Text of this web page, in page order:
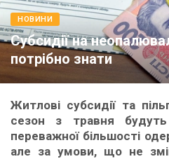
НОВИНИ
Субсидії на
потрібно знати
Житлові субсидії та
сезон з травня будуть
переважної більшості
але за умови, що не